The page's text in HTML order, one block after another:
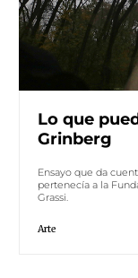
Lo que
Grinberg
Ensayo que da
pertenecía a la
Grassi.
Arte